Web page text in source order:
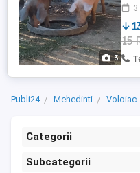
3
3
15
Publi24 Mehedinti Voloiac
Categorii
Subcategorii